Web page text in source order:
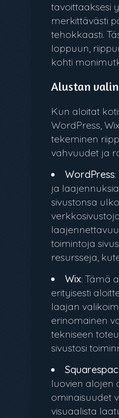
tavoittaaksesi
merkittävästi
tehokkaasti.
loppuun,
kohti
Alustan
Kun aloitat
WordPress,
tekeminen
vahvuudet ja
WordPress
ja
sivustonsa
toimintoja
resursseja,
Wix: Tämä
erityisesti
laajan
erinomainen
tekniseen
sivustosi
luovien alojen
ominaisuudet
visuaalista